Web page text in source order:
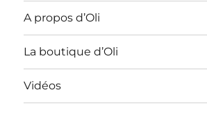
A propos d’Oli
La boutique d’Oli
Vidéos